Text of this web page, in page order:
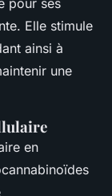
pour ses
Elle stimule
ainsi à
une
en